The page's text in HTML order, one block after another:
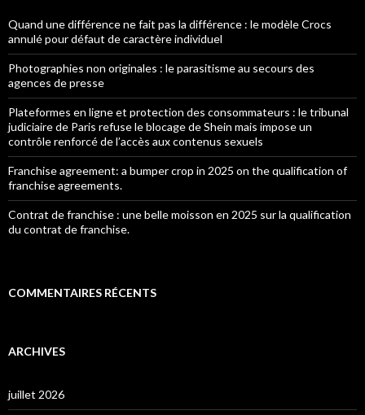
Quand une différence ne fait pas la différence : le modèle Crocs
annulé pour défaut de caractère individuel
Photographies non originales : le parasitisme au secours des
agences de presse
Plateformes en ligne et protection des consommateurs : le tribunal
judiciaire de Paris refuse le blocage de Shein mais impose un
contrôle renforcé de l’accès aux contenus sexuels
Franchise agreement: a bumper crop in 2025 on the qualification of
franchise agreements.
Contrat de franchise : une belle moisson en 2025 sur la qualification
du contrat de franchise.
COMMENTAIRES RÉCENTS
ARCHIVES
juillet 2026